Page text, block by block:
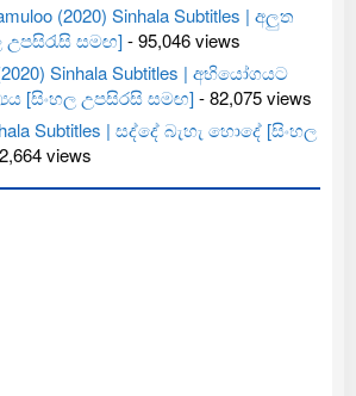
(2020) Sinhala Subtitles | අලුත
සමඟ]- 95,046 views
Sinhala Subtitles | අභියෝගයට
[සිංහල උපසිරසි සමඟ]- 82,075 views
Subtitles | සද්දේ බැහැ හොදේ [සිංහල
views